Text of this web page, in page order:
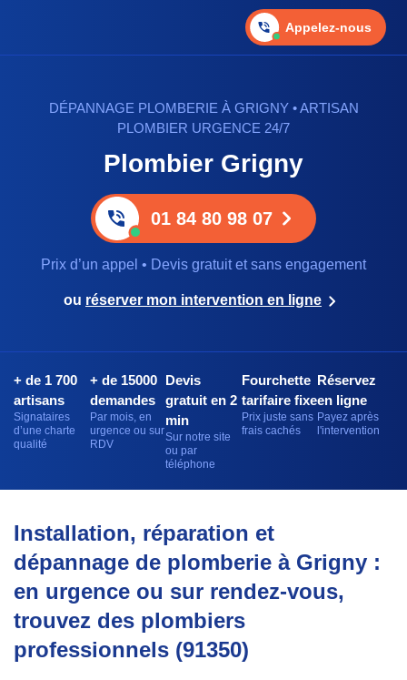
Appelez-nous
DÉPANNAGE PLOMBERIE À GRIGNY • ARTISAN
PLOMBIER URGENCE 24/7
Plombier Grigny
01 84 80 98 07
Prix d’un appel • Devis gratuit et sans engagement
ou réserver mon intervention en ligne
+ de 1 700
artisans
Signataires
d’une charte
qualité
+ de 15000
demandes
Par mois, en
urgence ou sur
RDV
Devis
gratuit en 2
min
Sur notre site
ou par
téléphone
Fourchette
tarifaire fixe
Prix juste sans
frais cachés
Réservez
en ligne
Payez après
l'intervention
Installation, réparation et
dépannage de plomberie à Grigny :
en urgence ou sur rendez-vous,
trouvez des plombiers
professionnels (91350)